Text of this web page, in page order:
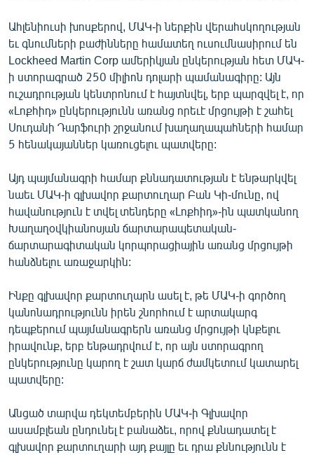
Ահլենիուսի խոսքերով, ՄԱԿ-ի ներքին վերահսկողության
եւ գնումների բաժինները համատեղ ուսումնասիրում են
Lockheed Martin Corp ամերիկյան ընկերության հետ ՄԱԿ-
ի ստորագրած 250 միլիոն դոլարի պամանագիրը: Այն
ուշադրության կենտրոնում է հայտնվել, երբ պարզվել է, որ
«Լոքհիդ» ընկերությունն առանց որեւէ մրցույթի է շահել
Սուդանի Դարֆուրի շրջանում խաղաղապահների համար
5 հենակայաններ կառուցելու պատվերը:
Այդ պայմանագրի համար քննադատության է ենթարկվել
նաեւ ՄԱԿ-ի գլխավոր քարտուղար Բան Կի-մունը, ով
հավանություն է տվել տենդերը «Լոքհիդ»-ին պատկանող
Խաղաղօվկիանոսյան ճարտարապետական-
ճարտարագիտական կորպորացիային առանց մրցույթի
հանձնելու առաջարկին:
Ինքը գլխավոր քարտուղարն ասել է, թե ՄԱԿ-ի գործող
կանոնադրությունն իրեն շնորհում է արտակարգ
դեպքերում պայմանագրերն առանց մրցույթի կնքելու
իրավունք, երբ ենթադրվում է, որ այն ստորագրող
ընկերությունը կարող է շատ կարճ ժամկետում կատարել
պատվերը:
Անցած տարվա դեկտեմբերին ՄԱԿ-ի Գլխավոր
ասամբլեան ընդունել է բանաձեւ, որով քննադատել է
գլխավոր քարտուղարի այդ քայլը եւ դրա քննությունն է